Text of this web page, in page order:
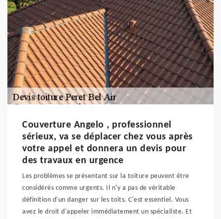
Couverture Angelo , professionnel
sérieux, va se déplacer chez vous après
votre appel et donnera un devis pour
des travaux en urgence
Les problèmes se présentant sur la toiture peuvent être
considérés comme urgents. Il n'y a pas de véritable
définition d'un danger sur les toits. C'est essentiel. Vous
avez le droit d'appeler immédiatement un spécialiste. Et